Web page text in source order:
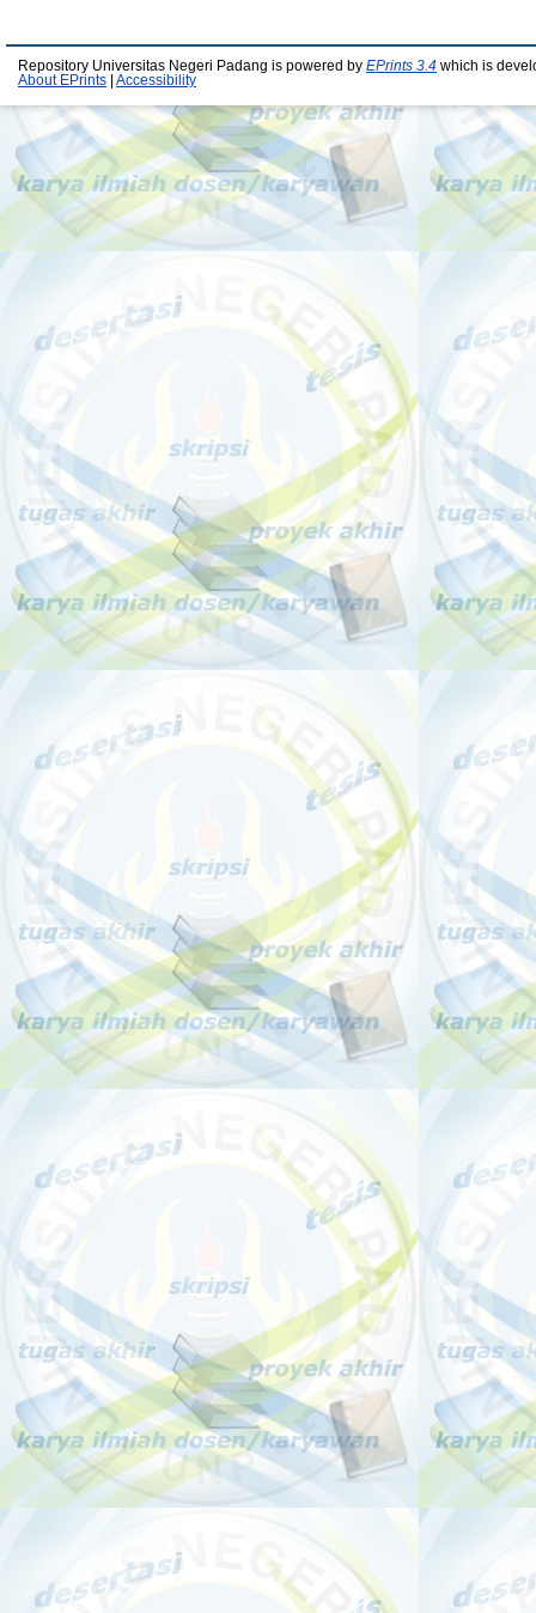
Repository Universitas Negeri Padang is powered by EPrints 3.4 which is
About EPrints
Accessibility